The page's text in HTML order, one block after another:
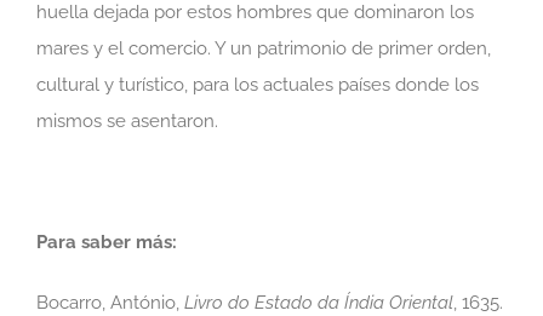
huella dejada por estos hombres que dominaron los
mares y el comercio. Y un patrimonio de primer orden,
cultural y turístico, para los actuales países donde los
mismos se asentaron.
Para saber más:
Bocarro, António, Livro do Estado da Índia Oriental, 1635.